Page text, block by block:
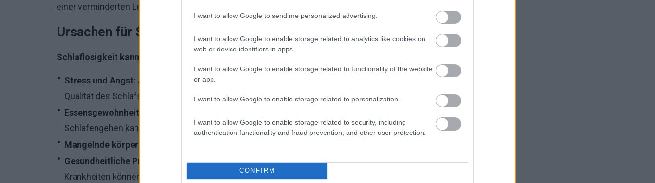
I want to allow Google to send me personalized advertising.
I want to allow Google to enable storage related to analytics like cookies on
web or device identifiers in apps.
I want to allow Google to enable storage related to functionality of the website
or app.
I want to allow Google to enable storage related to personalization.
I want to allow Google to enable storage related to security, including
authentication functionality and fraud prevention, and other user protection.
CONFIRM
einer verminderten Lebensqualität.
Ursachen für Schlaflosigkeit
Schlaflosigkeit kann durch viele verschiedene Faktoren verursacht werden:
Stress und Angst: Alltagsprobleme, Arbeit, Familie und andere Stressquellen können die
Qualität des Schlafs beeinträchtigen.
Essensgewohnheiten:
Schlafengehen kann das Einschlafen erschweren.
Mangelnde körperliche Aktivität:
Gesundheitliche Probleme:
Erkrankungen wie Schlafapnoe, Schmerzen oder chronische
Krankheiten können die Schlafqualität beeinträchtigen.